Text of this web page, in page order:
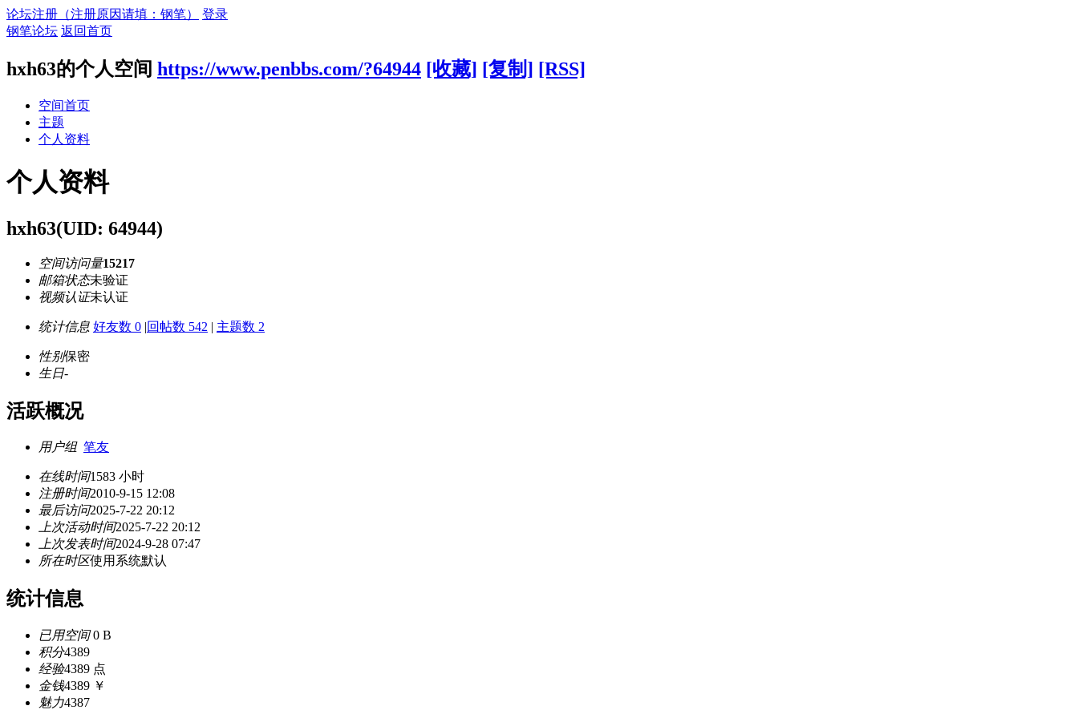
论坛注册（注册原因请填：钢笔）
登录
钢笔论坛 返回首页
hxh63的个人空间 https://www.penbbs.com/?64944 [收藏] [复制] [RSS]
空间首页
主题
个人资料
个人资料
hxh63(UID: 64944)
空间访问量15217
邮箱状态未验证
视频认证未认证
统计信息 好友数 0 |回帖数 542 | 主题数 2
性别保密
生日-
活跃概况
用户组 笔友
在线时间1583 小时
注册时间2010-9-15 12:08
最后访问2025-7-22 20:12
上次活动时间2025-7-22 20:12
上次发表时间2024-9-28 07:47
所在时区使用系统默认
统计信息
已用空间0 B
积分4389
经验4389 点
金钱4389 ￥
魅力4387